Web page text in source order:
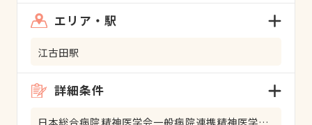
エリア・駅
江古田駅
詳細条件
日本総合病院精神医学会一般病院連携精神医学専門医